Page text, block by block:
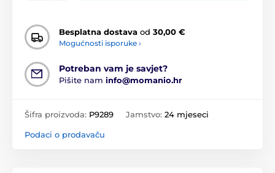
Besplatna dostava od 30,00 €
Mogućnosti isporuke ›
Potreban vam je savjet?
Pišite nam info@momanio.hr
Šifra proizvoda: P9289 Jamstvo: 24 mjeseci
Podaci o prodavaču